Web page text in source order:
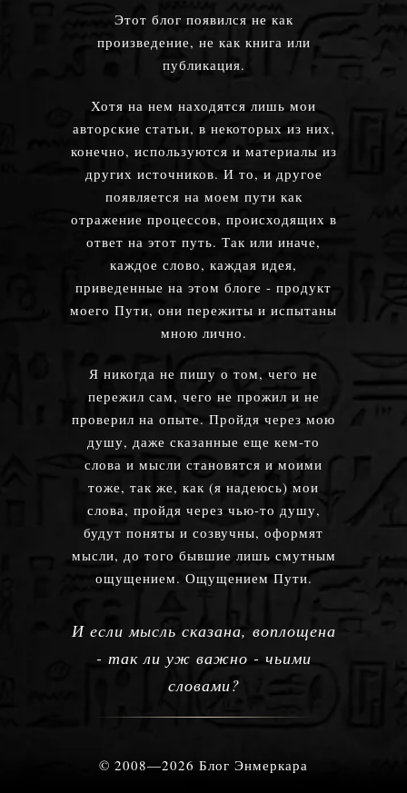
Этот блог появился не как
произведение, не как книга или
публикация.
Хотя на нем находятся лишь мои
авторские статьи, в некоторых из них,
конечно, используются и материалы из
других источников. И то, и другое
появляется на моем пути как
отражение процессов, происходящих в
ответ на этот путь. Так или иначе,
каждое слово, каждая идея,
приведенные на этом блоге - продукт
моего Пути, они пережиты и испытаны
мною лично.
Я никогда не пишу о том, чего не
пережил сам, чего не прожил и не
проверил на опыте. Пройдя через мою
душу, даже сказанные еще кем-то
слова и мысли становятся и моими
тоже, так же, как (я надеюсь) мои
слова, пройдя через чью-то душу,
будут поняты и созвучны, оформят
мысли, до того бывшие лишь смутным
ощущением. Ощущением Пути.
И если мысль сказана, воплощена
- так ли уж важно - чьими
словами?
© 2008—2026 Блог Энмеркара